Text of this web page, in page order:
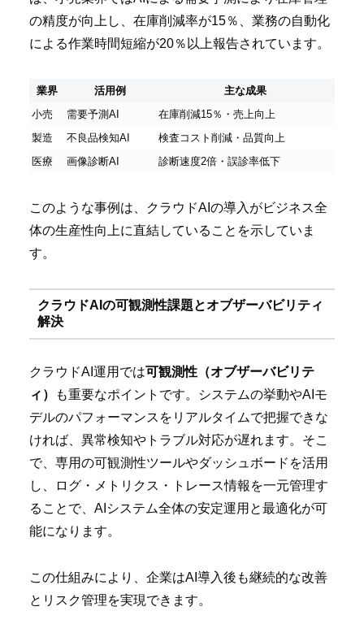
の精度が向上し、在庫削減率が15％、業務の自動化
による作業時間短縮が20％以上報告されています。
業界 活用例
主な成果
小売
需要予測AI
在庫削減15％・売上向上
製造
不良品検知AI
検査コスト削減・品質向上
医療
画像診断AI 診断速度2倍・誤診率低下
このような事例は、クラウドAIの導入がビジネス全
体の生産性向上に直結していることを示していま
す。
クラウドAIの可観測性課題とオブザーバビリティ
解決
クラウドAI運用では可観測性（オブザーバビリテ
ィ）
も重要なポイントです。システムの挙動やAIモ
デルのパフォーマンスをリアルタイムで把握できな
ければ、異常検知やトラブル対応が遅れます。そこ
で、専用の可観測性ツールやダッシュボードを活用
し、ログ・メトリクス・トレース情報を一元管理す
ることで、AIシステム全体の安定運用と最適化が可
能になります。
この仕組みにより、企業はAI導入後も継続的な改善
とリスク管理を実現できます。